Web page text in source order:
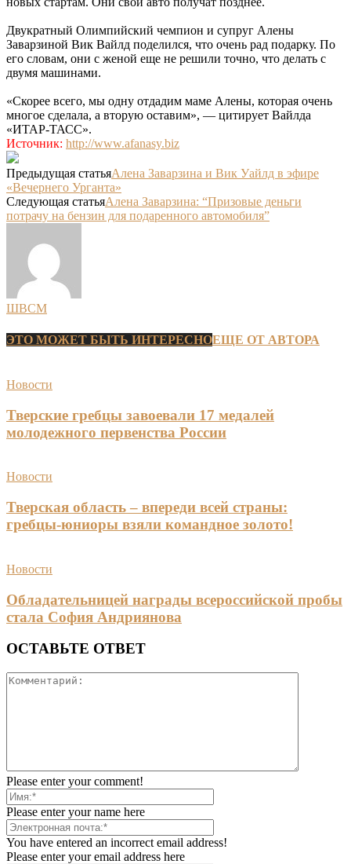
Двукратный Олимпийский чемпион и супруг Алены
Заварзиной Вик Вайлд поделился, что очень рад подарку. По
его словам, они с женой еще не решили точно, что делать с
двумя машинами.
«Скорее всего, мы одну отдадим маме Алены, которая очень
многое сделала, а вторую оставим», — цитирует Вайлда
«ИТАР-ТАСС».
Источник: http://www.afanasy.biz
Предыдущая статьяАлена Заварзина и Вик Уайлд в эфире
«Вечернего Урганта»
Следующая статьяАлена Заварзина: “Призовые деньги
потрачу на бензин для подаренного автомобиля”
ШВСМ
ЭТО МОЖЕТ БЫТЬ ИНТЕРЕСНОЕЩЕ ОТ АВТОРА
Новости
Тверские гребцы завоевали 17 медалей
молодежного первенства России
Новости
Тверская область – впереди всей страны:
гребцы-юниоры взяли командное золото!
Новости
Обладательницей награды всероссийской пробы
стала София Андриянова
ОСТАВЬТЕ ОТВЕТ
Please enter your comment!
Please enter your name here
You have entered an incorrect email address!
Please enter your email address here